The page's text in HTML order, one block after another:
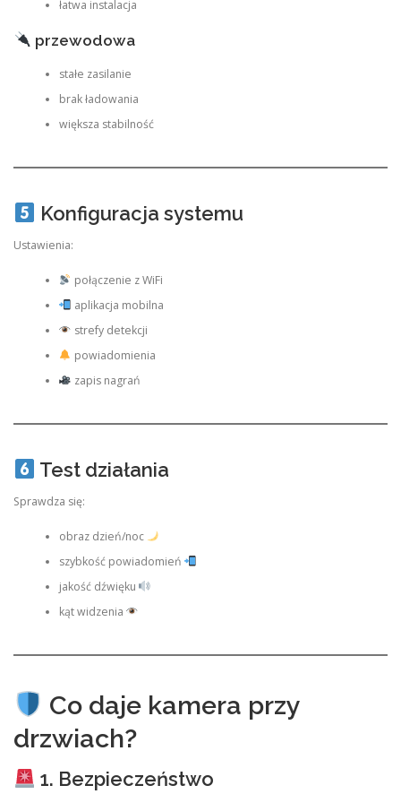
łatwa instalacja
przewodowa
stałe zasilanie
brak ładowania
większa stabilność
Konfiguracja systemu
Ustawienia:
połączenie z WiFi
aplikacja mobilna
strefy detekcji
powiadomienia
zapis nagrań
Test działania
Sprawdza się:
obraz dzień/noc
szybkość powiadomień
jakość dźwięku
kąt widzenia
Co daje kamera przy
drzwiach?
1. Bezpieczeństwo